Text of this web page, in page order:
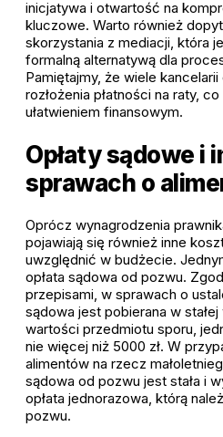
inicjatywa i otwartość na
kluczowe. Warto również
skorzystania z mediacji, która
formalną alternatywą dla
Pamiętajmy, że wiele
rozłożenia płatności na raty,
ułatwieniem finansowym.
Opłaty sądowe i
sprawach o
Oprócz wynagrodzenia
pojawiają się również inne
uwzględnić w budżecie.
opłata sądowa od pozwu.
przepisami, w sprawach o
sądowa jest pobierana w
wartości przedmiotu sporu,
nie więcej niż 5000 zł. W
alimentów na rzecz
sądowa od pozwu jest stała i
opłata jednorazowa, którą
pozwu.